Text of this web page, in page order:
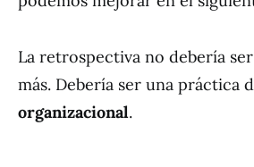
La retrospectiva no debería
más. Debería ser una práctica
organizacional.